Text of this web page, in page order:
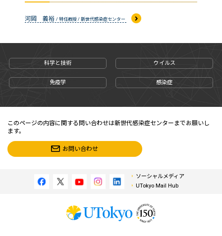
河岡 義裕 / 特任教授 / 新世代感染症センター
科学と技術 ウイルス
免疫学 感染症
このページの内容に関する問い合わせは新世代感染症センターまでお願いし
ます。
お問い合わせ
ソーシャルメディア
UTokyo Mail Hub